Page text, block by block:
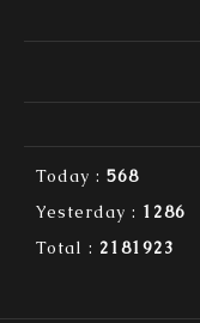
Today : 568
Yesterday : 1286
Total : 2181923